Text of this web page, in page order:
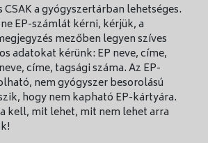
a gyógyszertárban lehetséges.
EP-számlát kérni, kérjük, a
mezőben legyen szíves
adatokat kérünk: EP neve, címe,
címe, tagsági száma. Az EP-
nem gyógyszer besorolású
hogy nem kapható EP-kártyára.
kell, mit lehet, mit nem lehet arra